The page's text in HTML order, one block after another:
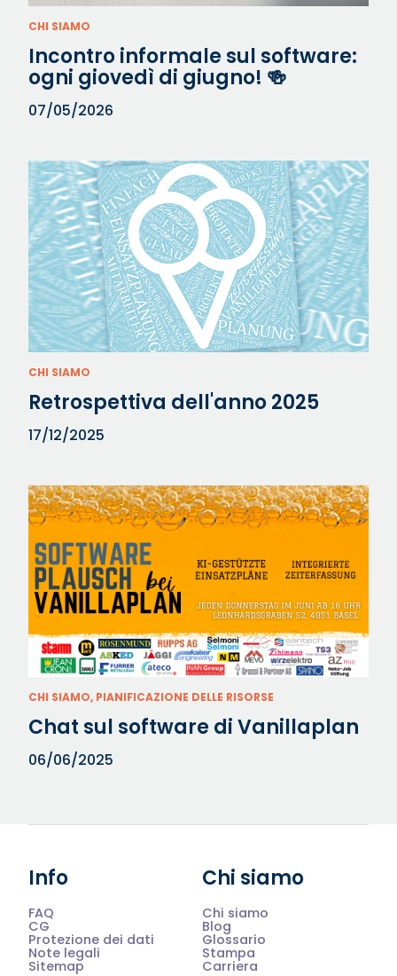
CHI SIAMO
Incontro informale sul software:
ogni giovedì di giugno! 🍻⁠
07/05/2026
CHI SIAMO
Retrospettiva dell'anno 2025
17/12/2025
CHI SIAMO, PIANIFICAZIONE DELLE RISORSE
Chat sul software di Vanillaplan
06/06/2025
Info
FAQ
CG
Protezione dei dati
Note legali
Sitemap
Chi siamo
Chi siamo
Blog
Glossario
Stampa
Carriera